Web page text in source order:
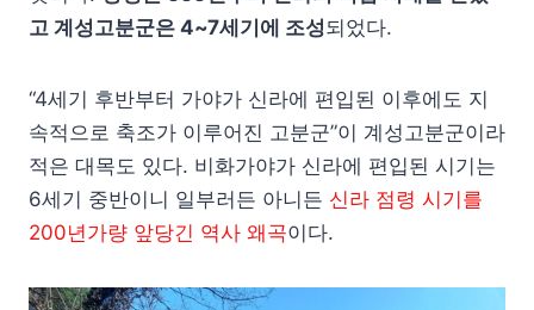
고 계성고분군은 4~7세기에 조성되었다.
“4세기 후반부터 가야가 신라에 편입된 이후에도 지
속적으로 축조가 이루어진 고분군”이 계성고분군이라
적은 대목도 있다. 비화가야가 신라에 편입된 시기는
6세기 중반이니 일부러든 아니든 신라 점령 시기를
200년가량 앞당긴 역사 왜곡이다.